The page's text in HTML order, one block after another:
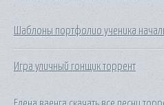
Шаблоны портфолио ученика
Игра уличный гонщик торрент